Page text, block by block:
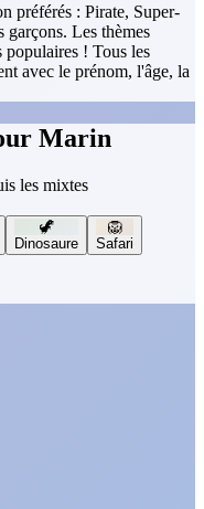
préférés : Pirate, Super-
garçons. Les thèmes
populaires ! Tous les
avec le prénom, l'âge, la
Marin
les mixtes
🦖
Dinosaure
🦁
Safari